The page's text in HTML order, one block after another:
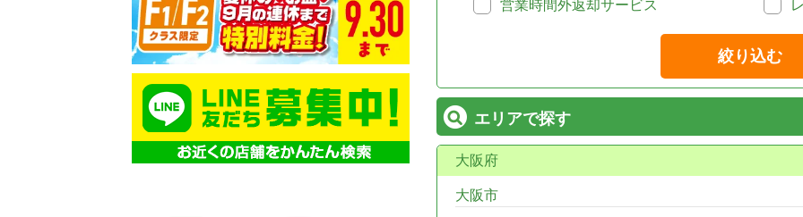
営業時間外返却サービス
絞り込む
エリアで探す
大阪府
大阪市